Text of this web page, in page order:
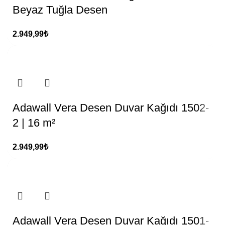
Beyaz Tuğla Desen
2.949,99₺
Adawall Vera Desen Duvar Kağıdı 1502-
2 | 16 m²
2.949,99₺
Adawall Vera Desen Duvar Kağıdı 1501-